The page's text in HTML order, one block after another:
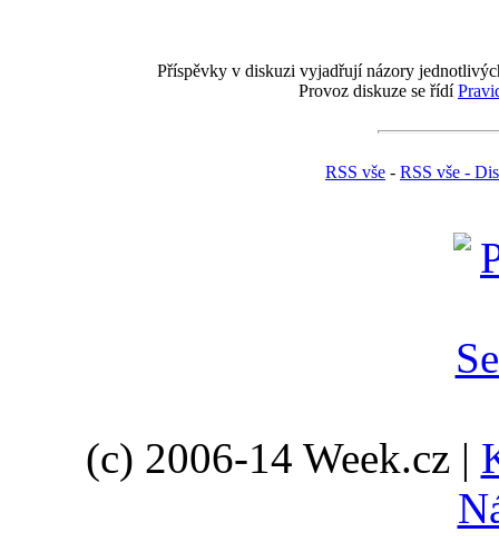
Příspěvky v diskuzi vyjadřují názory
Provoz diskuze se řídí
RSS vše - RSS vše -
(c) 2006-14 Week.cz |